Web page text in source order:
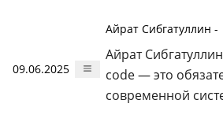
09.06.2025
Айрат Сибгатуллин -
Айрат
code — это
современной